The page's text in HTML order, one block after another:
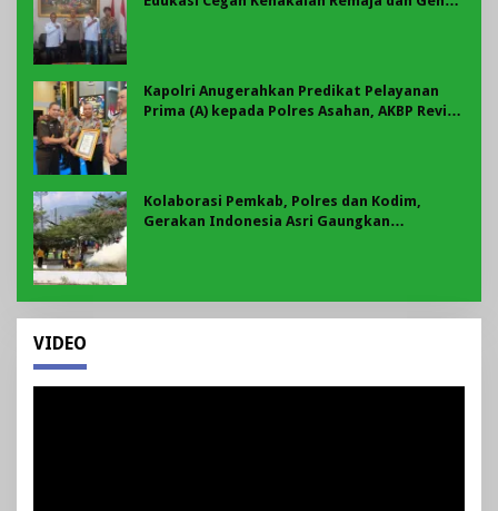
Kapolri Anugerahkan Predikat Pelayanan
Prima (A) kepada Polres Asahan, AKBP Revi
Kolaborasi Pemkab, Polres dan Kodim,
Gerakan Indonesia Asri Gaungkan
VIDEO